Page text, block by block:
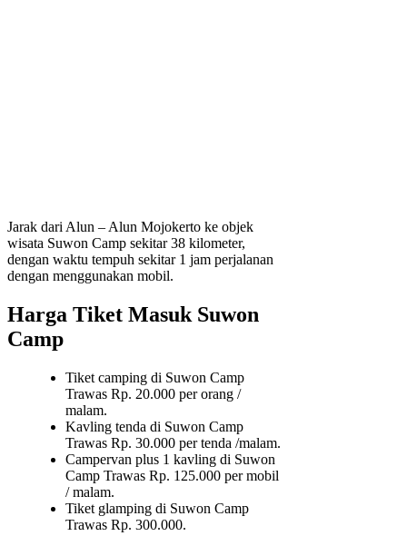
Jarak dari Alun – Alun Mojokerto ke objek
wisata Suwon Camp sekitar 38 kilometer,
dengan waktu tempuh sekitar 1 jam perjalanan
dengan menggunakan mobil.
Harga Tiket Masuk Suwon
Camp
Tiket camping di Suwon Camp
Trawas Rp. 20.000 per orang /
malam.
Kavling tenda di Suwon Camp
Trawas Rp. 30.000 per tenda /malam.
Campervan plus 1 kavling di Suwon
Camp Trawas Rp. 125.000 per mobil
/ malam.
Tiket glamping di Suwon Camp
Trawas Rp. 300.000.